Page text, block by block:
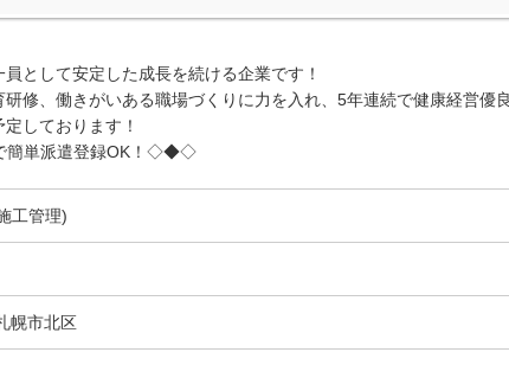
として安定した成長を続ける企業です！
修、働きがいある職場づくりに力を入れ、5年連続で健康経営優
しております！
簡単派遣登録OK！◇◆◇
工管理)
幌市北区